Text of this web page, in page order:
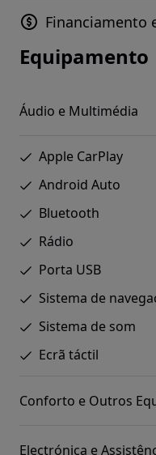
Financiamento
Equipamento
Áudio e Multimédia
Apple CarPlay
Android Auto
Bluetooth
Rádio
Porta USB
Sistema de
Sistema de som
Ecrã táctil
Conforto e Outros
Electrónica e